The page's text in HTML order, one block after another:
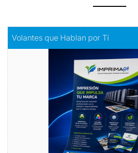
Volantes que Hablan por Tí
Volantes con Amor
Comprar
Comprar